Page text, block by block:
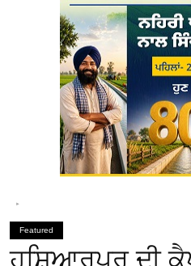
Featured
ਹੁਸ਼ਿਆਰਪੁਰ ਦੀ